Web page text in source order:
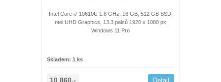
Intel Core i7 10610U 1.8 GHz, 16 GB, 512 GB SSD,
Intel UHD Graphics, 13.3 palců 1920 x 1080 px,
Windows 11 Pro
Skladem: 1 ks
10 860,- Detail